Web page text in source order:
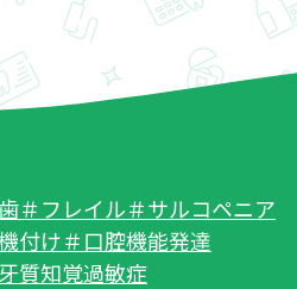
＃フレイル＃サルコペニア
付け＃口腔機能発達
質知覚過敏症